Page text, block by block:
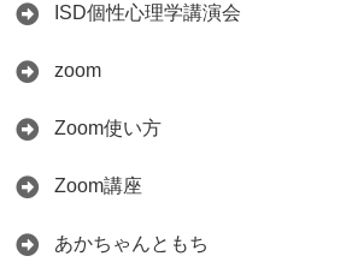
ISD個性心理学講演会
zoom
Zoom使い方
Zoom講座
あかちゃんともち